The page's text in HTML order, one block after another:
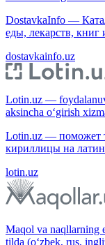
DostavkaInfo —
еды, лекарств, книг
dostavkainfo.uz
Lotin.uz —
aksincha o‘girish
Lotin.uz — поможет
кириллицы на
lotin.uz
Maqol va naqllarning
tilda (o‘zbek, rus,